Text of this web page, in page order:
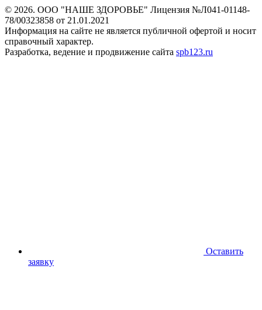
© 2026. ООО "НАШЕ ЗДОРОВЬЕ" Лицензия №Л041-01148-
78/00323858 от 21.01.2021
Информация на сайте не является публичной офертой и носит
справочный характер.
Разработка, ведение и продвижение сайта spb123.ru
Оставить
заявку